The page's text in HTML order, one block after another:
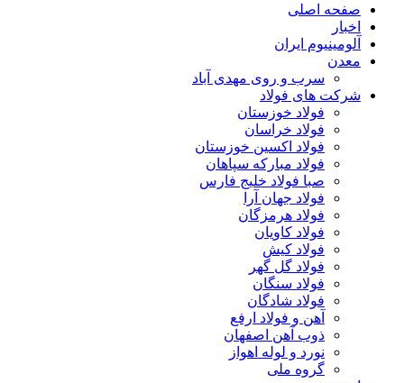
صفحه اصلی
اخبار
آلومینیوم ایران
معدن
سرب و روی مهدی آباد
شرکت های فولاد
فولاد خوزستان
فولاد خراسان
فولاد اکسین خوزستان
فولاد مبارکه سپاهان
صبا فولاد خلیج فارس
فولاد جهان آرا
فولاد هرمزگان
فولاد کاویان
فولاد کیش
فولاد گل گهر
فولاد سنگان
فولاد شادگان
آهن و فولاد ارفع
ذوب آهن اصفهان
نورد و لوله اهواز
گروه ملی